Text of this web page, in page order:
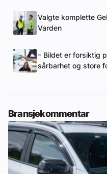
Valgte komplette
Varden
– Bildet er forsiktig
sårbarhet og store
Bransjekommentar